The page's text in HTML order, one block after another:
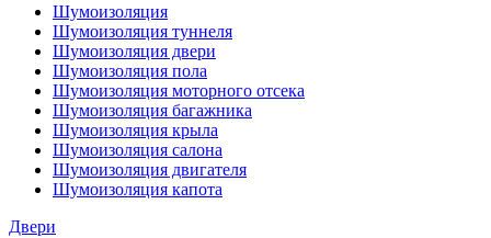
Шумоизоляция
Шумоизоляция туннеля
Шумоизоляция двери
Шумоизоляция пола
Шумоизоляция моторного отсека
Шумоизоляция багажника
Шумоизоляция крыла
Шумоизоляция салона
Шумоизоляция двигателя
Шумоизоляция капота
Двери